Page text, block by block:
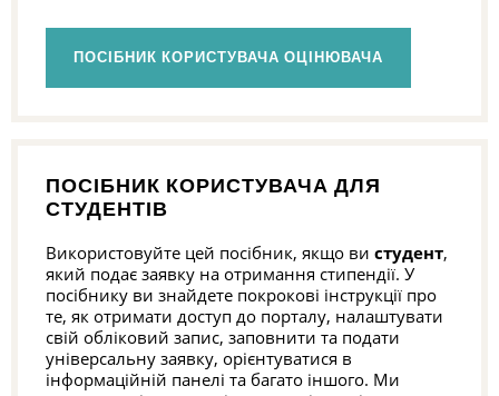
ПОСІБНИК КОРИСТУВАЧА ОЦІНЮВАЧА
ПОСІБНИК КОРИСТУВАЧА ДЛЯ
СТУДЕНТІВ
Використовуйте цей посібник, якщо ви студент,
який подає заявку на отримання стипендії. У
посібнику ви знайдете покрокові інструкції про
те, як отримати доступ до порталу, налаштувати
свій обліковий запис, заповнити та подати
універсальну заявку, орієнтуватися в
інформаційній панелі та багато іншого. Ми